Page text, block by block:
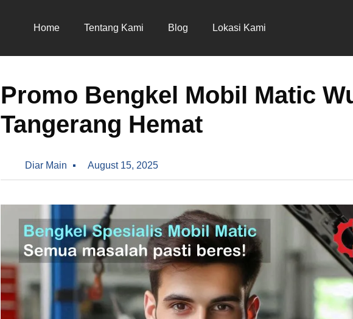
Home Tentang Kami Blog Lokasi Kami
Promo Bengkel Mobil Matic
Tangerang Hemat
Diar Main August 15, 2025